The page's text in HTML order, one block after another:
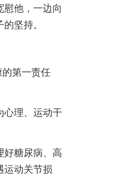
他，一边向
坚持。
第一责任
理、运动干
糖尿病、高
运动关节损